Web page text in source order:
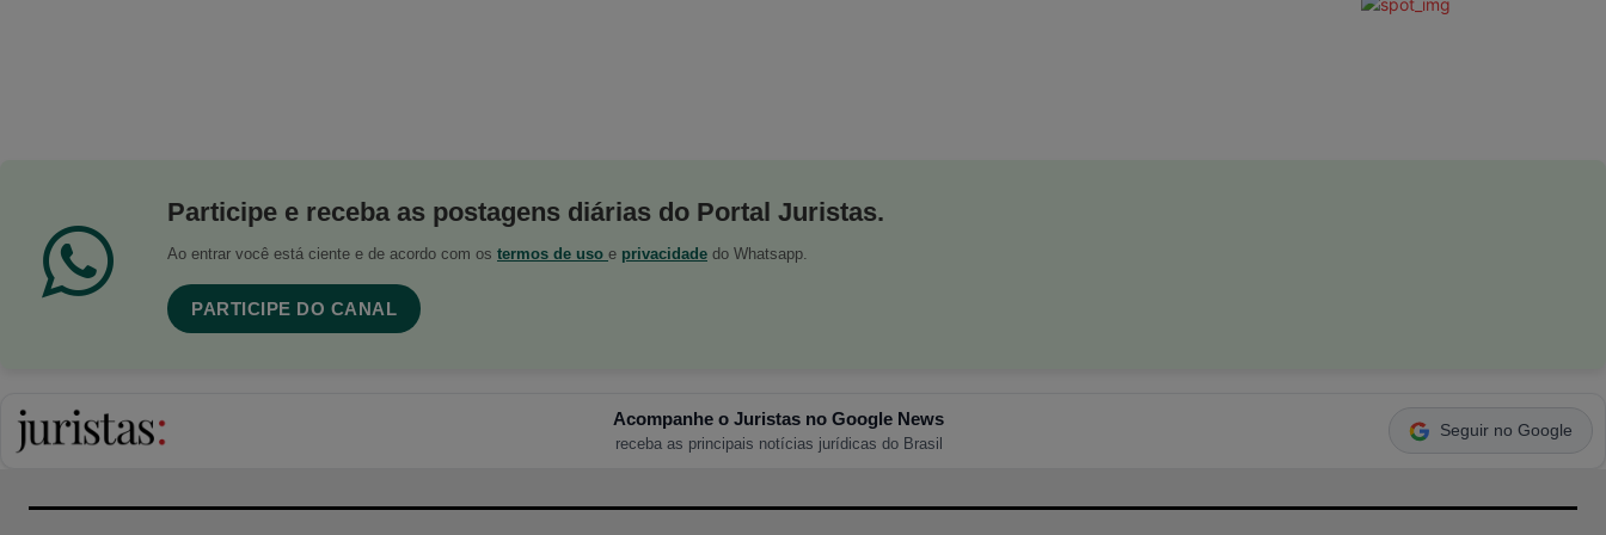
Participe e receba as postagens diárias do Portal Juristas.
Ao entrar você está ciente e de acordo com os termos de uso e privacidade do Whatsapp.
PARTICIPE DO CANAL
Acompanhe o Juristas no Google News
receba as principais notícias jurídicas do Brasil
Seguir no Google